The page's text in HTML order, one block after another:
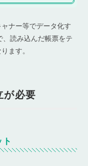
ナー等でデータ化す
、読み込んだ帳票をテ
ます。
が必要